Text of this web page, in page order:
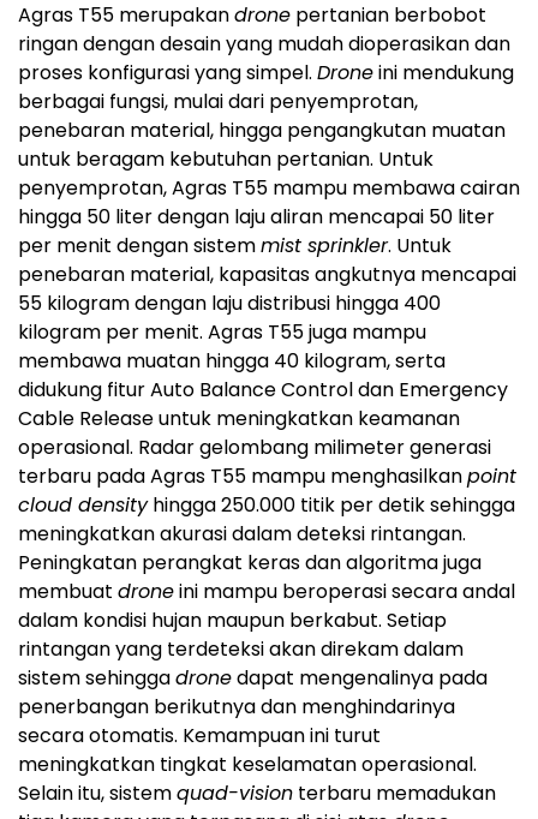
Agras T55 merupakandrone pertanian berbobot
ringan dengan desain yang mudah dioperasikan dan
proses konfigurasi yang simpel. Droneini mendukung
berbagai fungsi, mulai dari penyemprotan,
penebaran material, hingga pengangkutan muatan
untuk beragam kebutuhan pertanian. Untuk
penyemprotan, Agras T55 mampu membawa cairan
hingga 50 liter dengan laju aliran mencapai 50 liter
per menit dengan sistemmist sprinkler. Untuk
penebaran material, kapasitas angkutnya mencapai
55 kilogram dengan laju distribusi hingga 400
kilogram per menit. Agras T55 juga mampu
membawa muatan hingga 40 kilogram, serta
didukung fitur Auto Balance Control dan Emergency
Cable Release untuk meningkatkan keamanan
operasional. Radar gelombang milimeter generasi
terbaru pada Agras T55 mampu menghasilkanpoint
cloud densityhingga 250.000 titik per detik sehingga
meningkatkan akurasi dalam deteksi rintangan.
Peningkatan perangkat keras dan algoritma juga
membuat droneini mampu beroperasi secara andal
dalam kondisi hujan maupun berkabut. Setiap
rintangan yang terdeteksi akan direkam dalam
sistem sehinggadronedapat mengenalinya pada
penerbangan berikutnya dan menghindarinya
secara otomatis. Kemampuan ini turut
meningkatkan tingkat keselamatan operasional.
Selain itu, sistemquad-vision terbaru memadukan